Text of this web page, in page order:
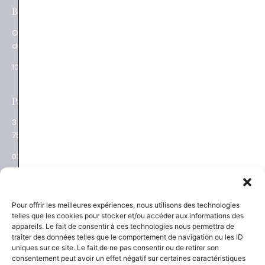
Pour offrir les meilleures expériences, nous utilisons des technologies
telles que les cookies pour stocker et/ou accéder aux informations des
appareils. Le fait de consentir à ces technologies nous permettra de
traiter des données telles que le comportement de navigation ou les ID
uniques sur ce site. Le fait de ne pas consentir ou de retirer son
consentement peut avoir un effet négatif sur certaines caractéristiques
BOUTIQUES
Ouverture
du mardi au samedi
10.30 – 19.00
Paris XVII
3 place des Ternes
75017 Paris
01 53 81 69 08
NEWSLETTER
Découvrez les actualités
et les nouveautés
SAVOIR-FAIRE
La Maison
Joaillier négociant
Engagements
Guide des pierres
Guide joaillerie